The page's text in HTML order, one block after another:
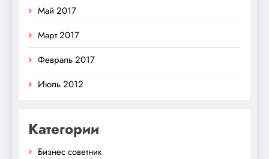
Май 2017
Март 2017
Февраль 2017
Июль 2012
Категории
Бизнес советник